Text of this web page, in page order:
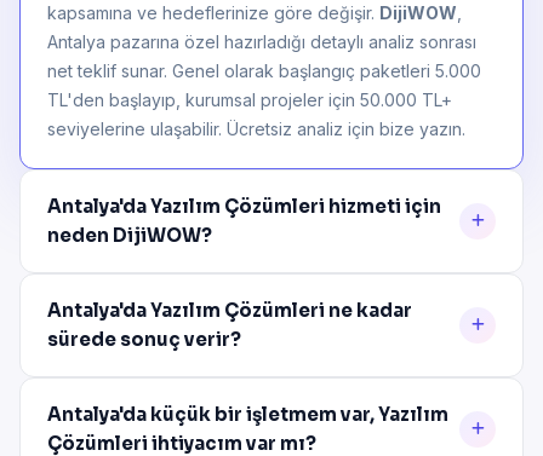
kapsamına ve hedeflerinize göre değişir. DijiWOW
Antalya pazarına özel hazırladığı detaylı analiz sonrası
net teklif sunar. Genel olarak başlangıç paketleri 5.000
TL'den başlayıp, kurumsal projeler için 50.000 TL+
seviyelerine ulaşabilir. Ücretsiz analiz için bize yazın.
Antalya'da Yazılım Çözümleri hizmeti için
neden DijiWOW?
Antalya'da Yazılım Çözümleri ne kadar
sürede sonuç verir?
Antalya'da küçük bir işletmem var, Yazılım
Çözümleri ihtiyacım var mı?